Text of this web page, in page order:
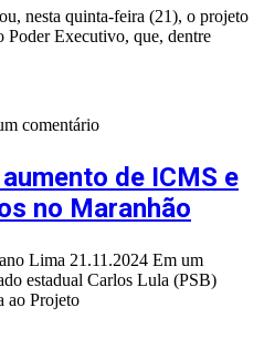
nesta quinta-feira (21), o projeto
Poder Executivo, que, dentre
comentário
de ICMS e
no Maranhão
Lima 21.11.2024 Em um
estadual Carlos Lula (PSB)
ao Projeto